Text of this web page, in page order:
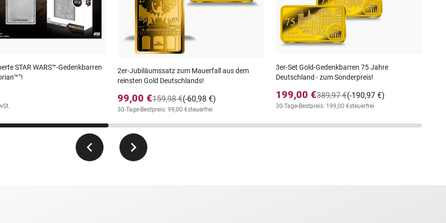
Scorpio",
Sagittarius",
Capricorn",
Aquarius",
STAR WARS™-Gedenkbarren
2er-Jubiläumssatz zum Mauerfall aus dem
reinsten Gold Deutschlands!
99,00 € (-60,98 €)
159,98 €
30-Tage-Bestpreis: 99,00 €steuerfrei
3er-Set Gold-Gedenkbarren 75 Jahre
Deutschland - zum Sonderpreis!
199,00 € (-190,97 €)
389,97 €
30-Tage-Bestpreis: 199,00 €steuerfrei